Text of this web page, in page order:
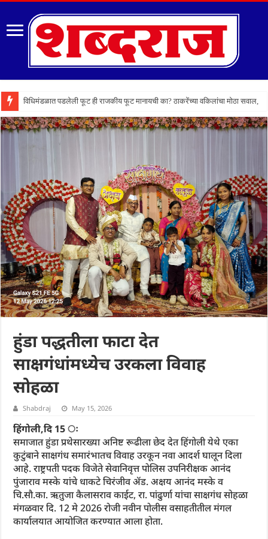
हुंडा पद्धतीला फाटा देत
साक्षगंधांमध्येच उरकला विवाह
सोहळा
Shabdraj May 15, 2026
हिंगोली,दि 15 ः
समाजात हुंडा प्रथेसारख्या अनिष्ट रूढीला छेद देत हिंगोली येथे एका
कुटुंबाने साक्षगंध समारंभातच विवाह उरकून नवा आदर्श घालून दिला
आहे. राष्ट्रपती पदक विजेते सेवानिवृत्त पोलिस उपनिरीक्षक आनंद
पुंजाराव मस्के यांचे धाकटे चिरंजीव ॲड. अक्षय आनंद मस्के व
चि.सौ.का. ऋतुजा कैलासराव काईट, रा. पांढुर्णा यांचा साक्षगंध सोहळा
मंगळवार दि. 12 मे 2026 रोजी नवीन पोलीस वसाहतीतील मंगल
कार्यालयात आयोजित करण्यात आला होता.